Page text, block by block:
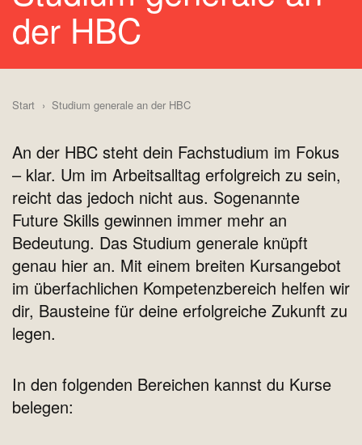
der HBC
Start Studium generale an der HBC
An der HBC steht dein Fachstudium im Fokus
– klar. Um im Arbeitsalltag erfolgreich zu sein,
reicht das jedoch nicht aus. Sogenannte
Future Skills gewinnen immer mehr an
Bedeutung. Das Studium generale knüpft
genau hier an. Mit einem breiten Kursangebot
im überfachlichen Kompetenzbereich helfen wir
dir, Bausteine für deine erfolgreiche Zukunft zu
legen.
In den folgenden Bereichen kannst du Kurse
belegen: